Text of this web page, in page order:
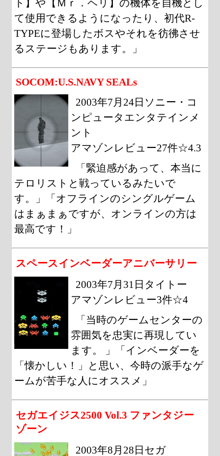
ト】や【Ｍｒ．ヘリ】の機体を自機とし
て使用できるようになったり、初代R-
TYPEに登場したボスやそれを彷彿させ
るステージもあります。」
SOCOM:U.S.NAVY SEALs
2003年7月24日ソニー・コ
ンピュータエンタテインメ
ント
アマゾンレビュー27件☆4.3
「緊迫感があって、本当に
テロリストと戦っているみたいで
す。」「オフラインのシングルゲーム
はまぁまぁですが、オンラインの方は
最高です！」
スペースインベーダーアニバーサリー
2003年7月31日タイトー
アマゾンレビュー3件☆4
「当時のゲームセンターの
雰囲気を忠実に再現してい
ます。 」「インベーダーを
「懐かしい！」と思い、今時の派手なゲ
ームが苦手な人にオススメ」
セガエイジス2500 Vol.3 ファンタジー
ゾーン
2003年8月28日セガ